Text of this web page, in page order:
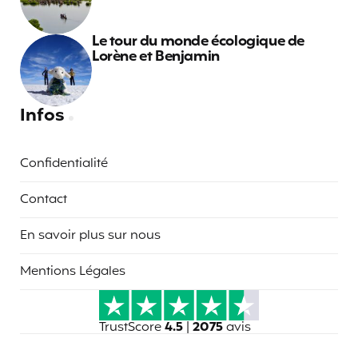
Le tour du monde écologique de
Lorène et Benjamin
Infos
Confidentialité
Contact
En savoir plus sur nous
Mentions Légales
TrustScore4.5 | 2075avis